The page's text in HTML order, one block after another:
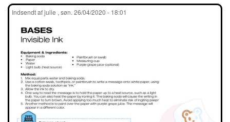
Indsendt afjulie ,søn. 26/04/2020 - 18:01